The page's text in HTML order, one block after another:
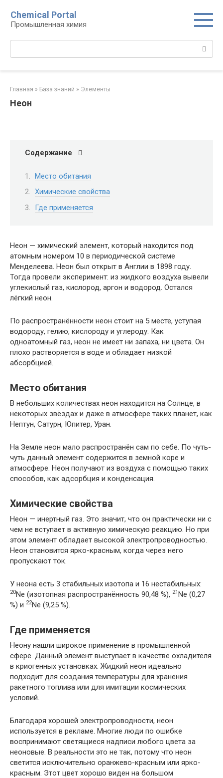
контенту
Chemical Portal
Промышленная химия
Главная » База знаний » Элементы
Неон
Содержание
Место обитания
Химические свойства
Где применяется
Неон — химический элемент, который находится под
атомным номером 10 в периодической системе
Менделеева. Неон был открыт в Англии в 1898 году.
Тогда провели эксперимент: из жидкого воздуха вывели
углекислый газ, кислород, аргон и водород. Остался
лёгкий неон.
По распространённости неон стоит на 5 месте, уступая
водороду, гелию, кислороду и углероду. Как
одноатомный газ, неон не имеет ни запаха, ни цвета. Он
плохо растворяется в воде и обладает низкой
абсорбцией.
Место обитания
В небольших количествах неон находится на Солнце, в
некоторых звёздах и даже в атмосфере таких планет, как
Нептун, Сатурн, Юпитер, Уран.
На Земле неон мало распространён сам по себе. По чуть-
чуть данный элемент содержится в земной коре и
атмосфере. Неон получают из воздуха с помощью таких
способов, как адсорбция и конденсация.
Химические свойства
Неон — инертный газ. Это значит, что он практически ни с
чем не вступает в активную химическую реакцию. Но при
этом элемент обладает высокой электропроводностью.
Неон становится ярко-красным, когда через него
пропускают ток.
У неона есть 3 стабильных изотопа и 16 нестабильных:
20Ne (изотопная распространённость 90,48 %), 21 Ne (0,27
%) и 22Ne (9,25 %).
Где применяется
Неону нашли широкое применение в промышленной
сфере. Данный элемент выступает в качестве охладителя
в криогенных установках. Жидкий неон идеально
подходит для создания температуры для хранения
ракетного топлива или для имитации космических
условий.
Благодаря хорошей электропроводности, неон
используется в рекламе. Многие люди по ошибке
воспринимают светящиеся надписи любого цвета за
неоновые. В реальности это не так, потому что неон
светится исключительно оранжево-красным или ярко-
красным. Этот цвет хорошо виден на большом